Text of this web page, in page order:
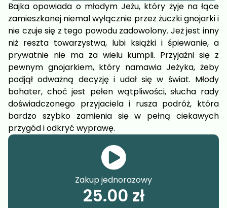
Bajka opowiada o młodym Jeżu, który żyje na łące
zamieszkanej niemal wyłącznie przez żuczki gnojarki i
nie czuje się z tego powodu zadowolony. Jeż jest inny
niż reszta towarzystwa, lubi książki i śpiewanie, a
prywatnie nie ma za wielu kumpli. Przyjaźni się z
pewnym gnojarkiem, który namawia Jeżyka, żeby
podjął odważną decyzję i udał się w świat. Młody
bohater, choć jest pełen wątpliwości, słucha rady
doświadczonego przyjaciela i rusza podróż, która
bardzo szybko zamienia się w pełną ciekawych
przygód i odkryć wyprawę.
Zakup jednorazowy
25.00 zł